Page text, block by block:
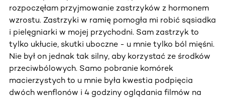
rozpoczęłam przyjmowanie zastrzyków z hormonem
wzrostu. Zastrzyki w ramię pomogła mi robić sąsiadka
i pielęgniarki w mojej przychodni. Sam zastrzyk to
tylko ukłucie, skutki uboczne - u mnie tylko ból mięśni.
Nie był on jednak tak silny, aby korzystać ze środków
przeciwbólowych. Samo pobranie komórek
macierzystych to u mnie była kwestia podpięcia
dwóch wenflonów i 4 godziny oglądania filmów na